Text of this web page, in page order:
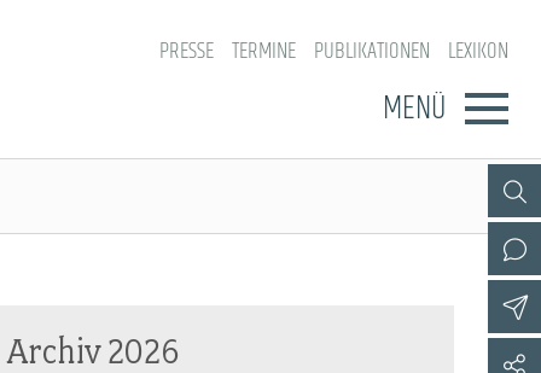
PRESSE TERMINE PUBLIKATIONEN LEXIKON
MENÜ
Archiv 2026